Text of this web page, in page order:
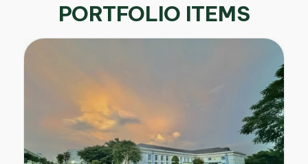
PORTFOLIO ITEMS